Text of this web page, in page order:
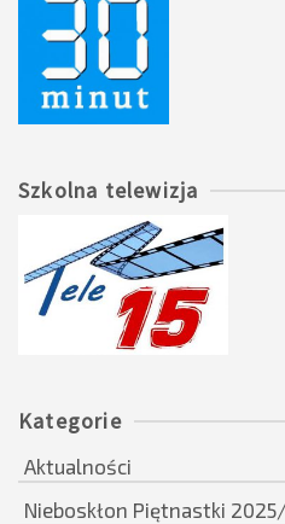
Szkolna telewizja
Kategorie
Aktualności
Nieboskłon Piętnastki